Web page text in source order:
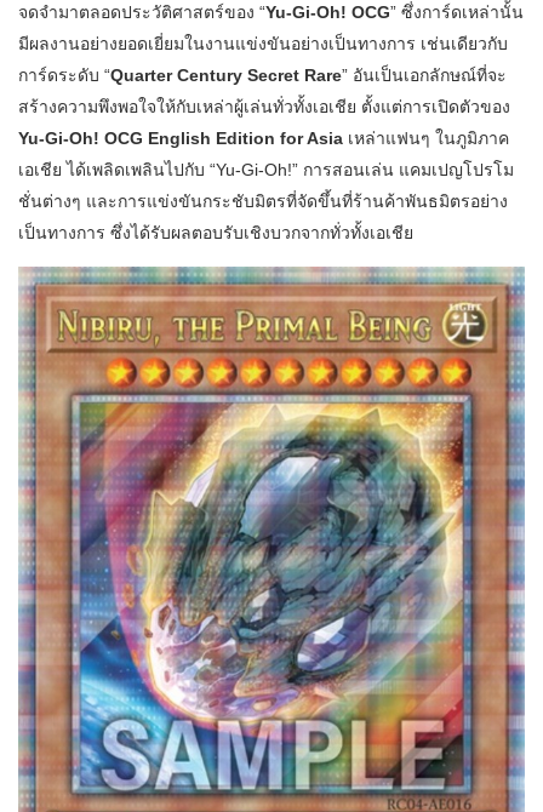
จดจำมาตลอดประวัติศาสตร์ของ “Yu-Gi-Oh! OCG” ซึ่งการ์ดเหล่านั้น
มีผลงานอย่างยอดเยี่ยมในงานแข่งขันอย่างเป็นทางการ เช่นเดียวกับ
การ์ดระดับ “Quarter Century Secret Rare” อันเป็นเอกลักษณ์ที่จะ
สร้างความพึงพอใจให้กับเหล่าผู้เล่นทั่วทั้งเอเชีย ตั้งแต่การเปิดตัวของ
Yu-Gi-Oh! OCG English Edition for Asia เหล่าแฟนๆ ในภูมิภาค
เอเชีย ได้เพลิดเพลินไปกับ “Yu-Gi-Oh!” การสอนเล่น แคมเปญโปรโม
ชั่นต่างๆ และการแข่งขันกระชับมิตรที่จัดขึ้นที่ร้านค้าพันธมิตรอย่าง
เป็นทางการ ซึ่งได้รับผลตอบรับเชิงบวกจากทั่วทั้งเอเชีย